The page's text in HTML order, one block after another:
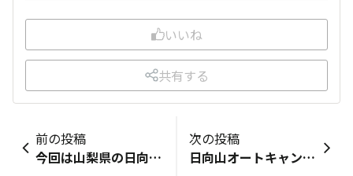
いいね
共有する
前の投稿
今回は山梨県の日向山オートキャンプサイトへ。中央道を甲府昭和インターで下りてイトーヨーカドーで買い出し。下道でキャンプ場へむかいます。&nbsp;近くの道の駅で天然水を汲んでいきます。キャンプ場に着いたのは13時半ごろ。今日は夜に雨が降りそうなので、タープを立ててその下にソロベースをすっぽり納めました。一段落したところで生ビールで一人カンパイ🍺✨🍺お昼は手っ取り早くカップラーメン。薪割りをしたり、付近を散歩したりするうちに暗くなってきたので夕食の準備を。&nbsp;今日のメニューはビールのおつまみに焼き鳥。メインはあんこう鍋。締めはうどんでごちそうさま😋&nbsp;長くなったので続きは次のポストで。&nbsp;
次の投稿
日向山オートキャンプサイト2日目、前夜は少し雨がぱらついたものの、翌朝は青空の広がるいい天気☀️朝食はおでんをいただきます。一人前のおでんパックに、追加でもち巾着3個と牛すじ5本。食後にコーヒーを飲んだら撤収開始。今日はタープがある分時間がかかり、チェックアウト時間の11時ギリギリまでかかりました💦&nbsp;昼食はフォロワーさんおすすめの、甲斐小泉駅付近のそば屋へ。おいしい水のあるところおいしい蕎麦あり。天ぷらもサクサクでした。そば屋前の街路樹は紅葉が見頃🍁雪をかぶった富士山もきれいに見えました🗻&nbsp;時刻は13時半、渋滞がひどくなる前に帰ります。